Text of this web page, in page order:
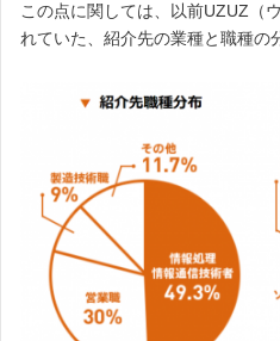
この点に関しては、以前UZUZ（
れていた、紹介先の業種と職種の